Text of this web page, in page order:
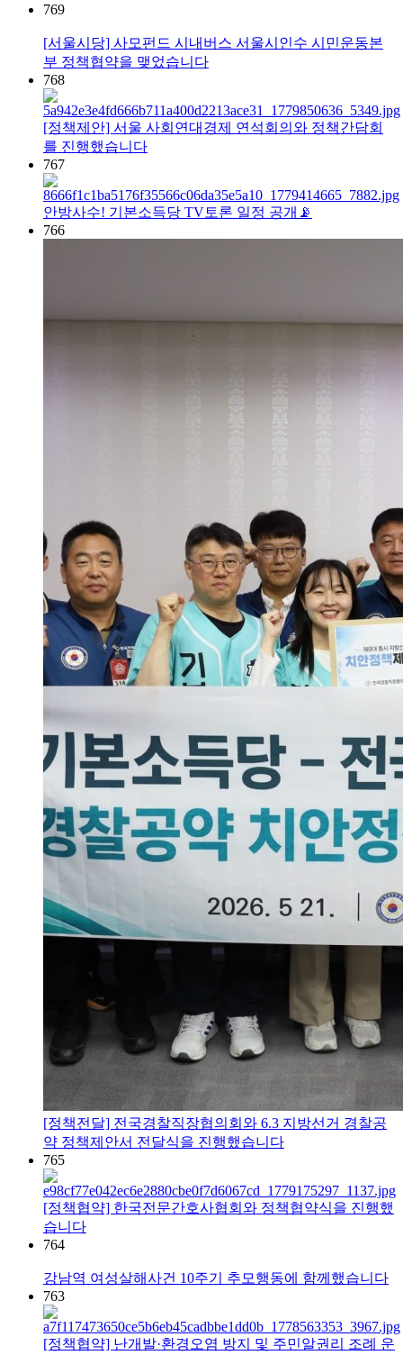
769
[서울시당] 사모펀드 시내버스 서울시인수 시민운동본
부 정책협약을 맺었습니다
768
[정책제안] 서울 사회연대경제 연석회의와 정책간담회
를 진행했습니다
767
안방사수! 기본소득당 TV토론 일정 공개📡
766
[정책전달] 전국경찰직장협의회와 6.3 지방선거 경찰공
약 정책제안서 전달식을 진행했습니다
765
[정책협약] 한국전문간호사협회와 정책협약식을 진행했
습니다
764
강남역 여성살해사건 10주기 추모행동에 함께했습니다
763
[정책협약] 난개발·환경오염 방지 및 주민알권리 조례 운